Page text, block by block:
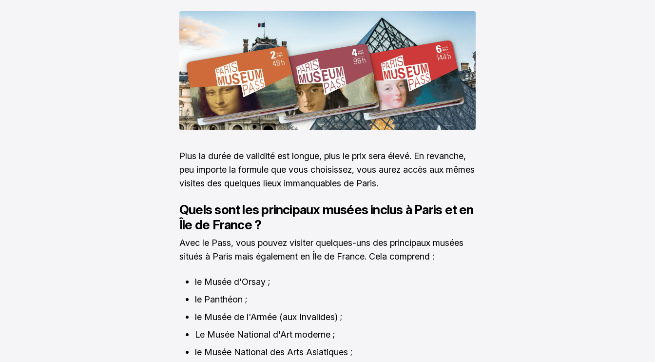
Plus la durée de validité est longue, plus le prix sera élevé. En revanche,
peu importe la formule que vous choisissez, vous aurez accès aux mêmes
visites des quelques lieux immanquables de Paris.
Quels sont les principaux musées inclus à Paris et en
Île de France ?
Avec le Pass, vous pouvez visiter quelques-uns des principaux musées
situés à Paris mais également en Île de France. Cela comprend :
le Musée d'Orsay ;
le Panthéon ;
le Musée de l'Armée (aux Invalides) ;
Le Musée National d'Art moderne ;
le Musée National des Arts Asiatiques ;